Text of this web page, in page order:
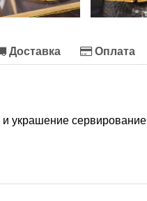
Доставка Оплата
сервирование